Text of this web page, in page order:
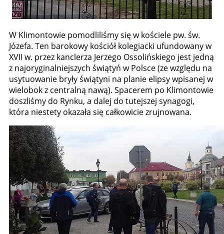
W Klimontowie pomodliliśmy się w kościele pw. św.
Józefa. Ten barokowy kościół kolegiacki ufundowany w
XVII w. przez kanclerza Jerzego Ossolińskiego jest jedną
z najoryginalniejszych świątyń w Polsce (ze względu na
usytuowanie bryły świątyni na planie elipsy wpisanej w
wielobok z centralną nawą). Spacerem po Klimontowie
doszliśmy do Rynku, a dalej do tutejszej synagogi,
która niestety okazała się całkowicie zrujnowana.